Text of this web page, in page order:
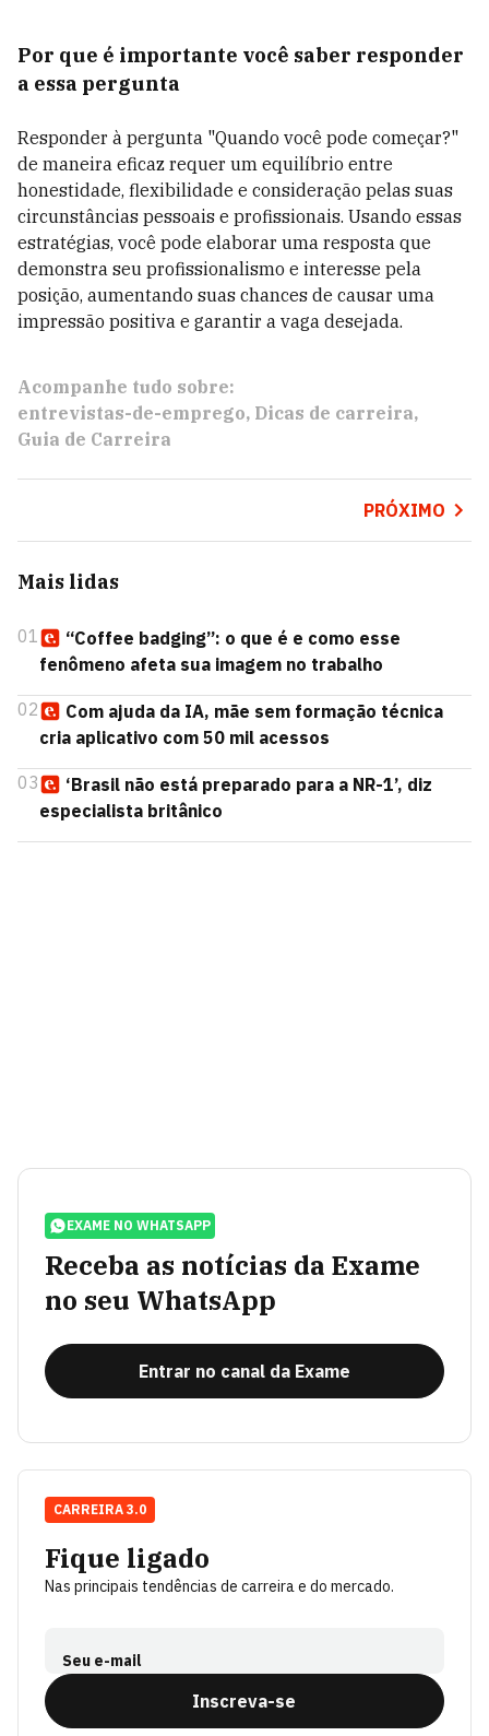
Por que é importante você saber responder
a essa pergunta
Responder à pergunta "Quando você pode começar?"
de maneira eficaz requer um equilíbrio entre
honestidade, flexibilidade e consideração pelas suas
circunstâncias pessoais e profissionais. Usando essas
estratégias, você pode elaborar uma resposta que
demonstra seu profissionalismo e interesse pela
posição, aumentando suas chances de causar uma
impressão positiva e garantir a vaga desejada.
Acompanhe tudo sobre:
entrevistas-de-emprego Dicas de carreira
Guia de Carreira
PRÓXIMO
Mais lidas
01
“Coffee badging”: o que é e como esse
fenômeno afeta sua imagem no trabalho
02
Com ajuda da IA, mãe sem formação técnica
cria aplicativo com 50 mil acessos
03
‘Brasil não está preparado para a NR-1’, diz
especialista britânico
EXAME NO WHATSAPP
Receba as notícias da Exame
no seu WhatsApp
Entrar no canal da Exame
Fique ligado
Nas principais tendências de carreira e do mercado.
Seu e-mail
Inscreva-se
CARREIRA 3.0